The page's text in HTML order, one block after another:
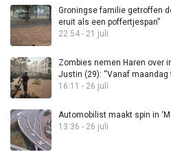
Groningse familie getroffen
eruit als een poffertjespan”
22:54 - 21 juli
Zombies nemen Haren over
Justin (29): “Vanaf maandag
16:11 - 26 juli
Automobilist maakt spin in
13:36 - 26 juli